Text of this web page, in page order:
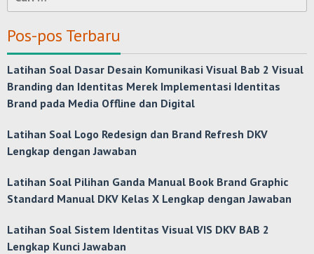
untuk:
Pos-pos Terbaru
Latihan Soal Dasar Desain Komunikasi Visual Bab 2 Visual
Branding dan Identitas Merek Implementasi Identitas
Brand pada Media Offline dan Digital
Latihan Soal Logo Redesign dan Brand Refresh DKV
Lengkap dengan Jawaban
Latihan Soal Pilihan Ganda Manual Book Brand Graphic
Standard Manual DKV Kelas X Lengkap dengan Jawaban
Latihan Soal Sistem Identitas Visual VIS DKV BAB 2
Lengkap Kunci Jawaban